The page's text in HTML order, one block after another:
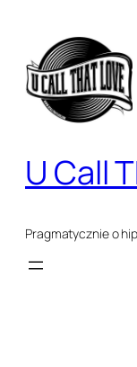
treści
U Call
Pragmatycznie o